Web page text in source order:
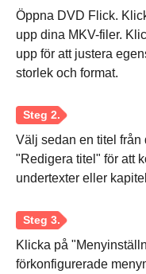
Steg 2.
Öppna DVD Flick.
upp dina MKV-filer.
upp för att justera
storlek och format.
Välj sedan en titel
"Redigera titel" för att
undertexter eller
Klicka på
förkonfigurerade